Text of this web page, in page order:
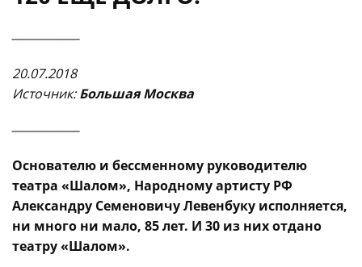
20.07.2018
Источник:Большая Москва
Основателю и бессменному руководителю
театра «Шалом», Народному артисту РФ
Александру Семеновичу Левенбуку исполняется,
ни много ни мало, 85 лет. И 30 из них отдано
театру «Шалом».